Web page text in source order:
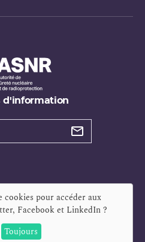
d'information
pour accéder aux
Facebook et LinkedIn?
Toujours